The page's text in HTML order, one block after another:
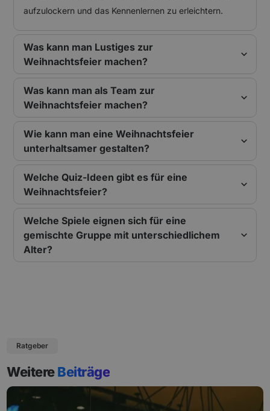
aufzulockern und das Kennenlernen zu erleichtern.
Was kann man Lustiges zur
Weihnachtsfeier machen?
Was kann man als Team zur
Weihnachtsfeier machen?
Wie kann man eine Weihnachtsfeier
unterhaltsamer gestalten?
Welche Quiz-Ideen gibt es für eine
Weihnachtsfeier?
Welche Spiele eignen sich für eine
gemischte Gruppe mit unterschiedlichem
Alter?
Ratgeber
WeitereBeiträge